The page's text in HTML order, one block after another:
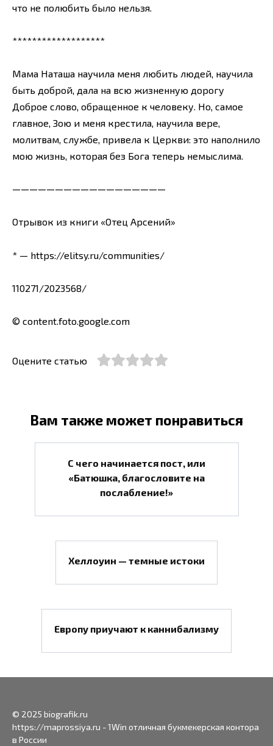
что не полюбить было нельзя.
*******************
Мама Наташа научила меня любить людей, научила
быть доброй, дала на всю жизненную дорогу
Доброе слово, обращенное к человеку. Но, самое
главное, Зою и меня крестила, научила вере,
молитвам, службе, привела к Церкви: это наполнило
мою жизнь, которая без Бога теперь немыслима.
——————————————————
Отрывок из книги «Отец Арсений»
* — https://elitsy.ru/communities/
110271/2023568/
© content.foto.google.com
Оцените статью
Вам также может понравиться
С чего начинается пост, или
«Батюшка, благословите на
послабление!»
Хеллоуин — темные истоки
Европу приучают к каннибализму
© 2025 biografik.ru
https://maprossiya.ru - 1Win отличная букмекерская контора
в России